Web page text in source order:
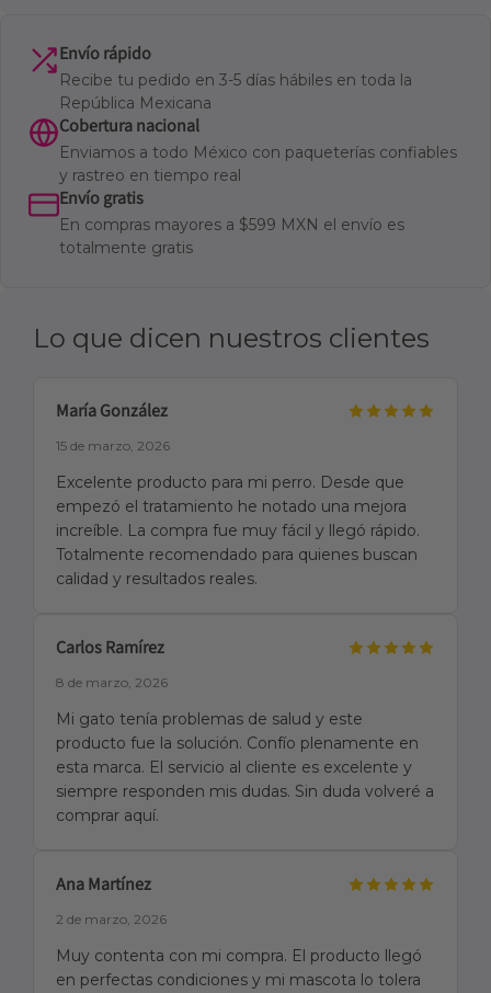
Envío rápido
Recibe tu pedido en 3-5 días hábiles en toda la
República Mexicana
Cobertura nacional
Enviamos a todo México con paqueterías confiables
y rastreo en tiempo real
Envío gratis
En compras mayores a $599 MXN el envío es
totalmente gratis
Lo que dicen nuestros clientes
María González
15 de marzo, 2026
Excelente producto para mi perro. Desde que
empezó el tratamiento he notado una mejora
increíble. La compra fue muy fácil y llegó rápido.
Totalmente recomendado para quienes buscan
calidad y resultados reales.
Carlos Ramírez
8 de marzo, 2026
Mi gato tenía problemas de salud y este
producto fue la solución. Confío plenamente en
esta marca. El servicio al cliente es excelente y
siempre responden mis dudas. Sin duda volveré a
comprar aquí.
Ana Martínez
2 de marzo, 2026
Muy contenta con mi compra. El producto llegó
en perfectas condiciones y mi mascota lo tolera